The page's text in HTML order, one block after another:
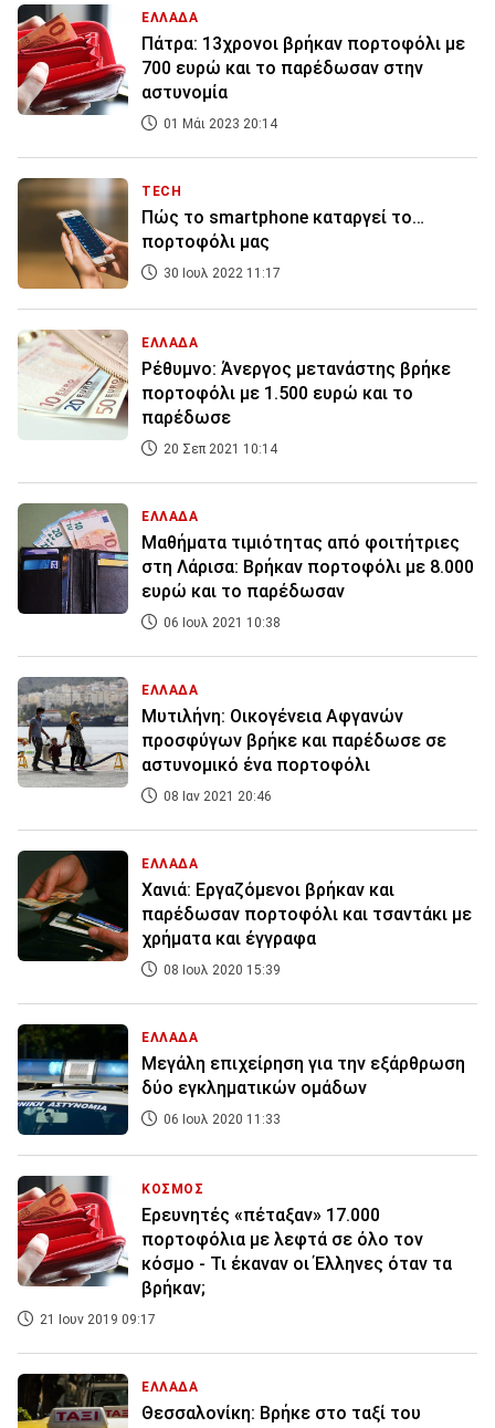
ΕΛΛΑΔΑ
Πάτρα: 13χρονοι βρήκαν πορτοφόλι με
700 ευρώ και το παρέδωσαν στην
αστυνομία
01 Μάι 2023 20:14
TECH
Πώς το smartphone καταργεί το…
πορτοφόλι μας
30 Ιουλ 2022 11:17
ΕΛΛΑΔΑ
Ρέθυμνο: Άνεργος μετανάστης βρήκε
πορτοφόλι με 1.500 ευρώ και το
παρέδωσε
20 Σεπ 2021 10:14
ΕΛΛΑΔΑ
Μαθήματα τιμιότητας από φοιτήτριες
στη Λάρισα: Βρήκαν πορτοφόλι με 8.000
ευρώ και το παρέδωσαν
06 Ιουλ 2021 10:38
ΕΛΛΑΔΑ
Μυτιλήνη: Οικογένεια Αφγανών
προσφύγων βρήκε και παρέδωσε σε
αστυνομικό ένα πορτοφόλι
08 Ιαν 2021 20:46
ΕΛΛΑΔΑ
Χανιά: Εργαζόμενοι βρήκαν και
παρέδωσαν πορτοφόλι και τσαντάκι με
χρήματα και έγγραφα
08 Ιουλ 2020 15:39
ΕΛΛΑΔΑ
Mεγάλη επιχείρηση για την εξάρθρωση
δύο εγκληματικών ομάδων
06 Ιουλ 2020 11:33
ΚΟΣΜΟΣ
Ερευνητές «πέταξαν» 17.000
πορτοφόλια με λεφτά σε όλο τον
κόσμο - Τι έκαναν οι Έλληνες όταν τα
βρήκαν;
21 Ιουν 2019 09:17
ΕΛΛΑΔΑ
Θεσσαλονίκη: Βρήκε στο ταξί του